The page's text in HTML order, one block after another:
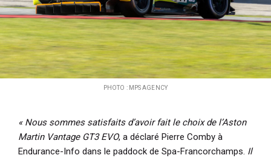
PHOTO : MPS AGENCY
« Nous sommes satisfaits d’avoir fait le choix de l’Aston
Martin Vantage GT3 EVO, a déclaré Pierre Comby à
Endurance-Info dans le paddock de Spa-Francorchamps. Il